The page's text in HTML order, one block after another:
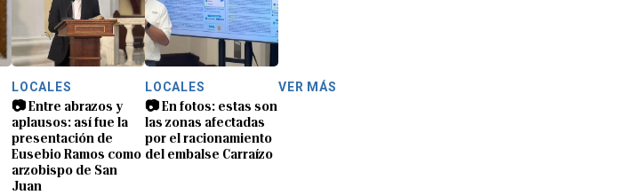
LOCALES
📷 Entre abrazos y
aplausos: así fue la
presentación de
Eusebio Ramos como
arzobispo de San
Juan
LOCALES
📷 En fotos: estas son
las zonas afectadas
por el racionamiento
del embalse Carraízo
VER MÁS